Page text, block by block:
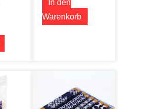
In den
Warenkorb